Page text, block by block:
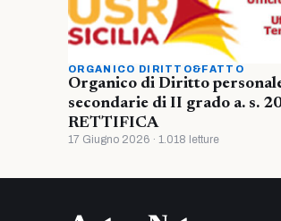
ORGANICO DIRITTO&FATTO
Organico di Diritto
secondarie di II grado a. s.
RETTIFICA
17 Giugno 2026 · 1.018 letture